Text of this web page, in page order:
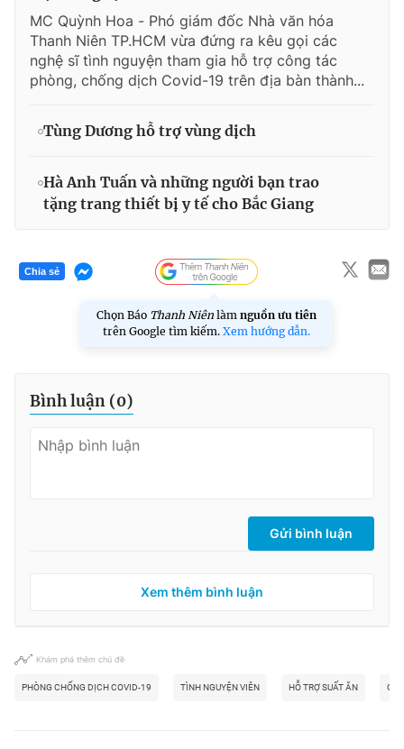
MC Quỳnh Hoa - Phó giám đốc Nhà văn hóa
Thanh Niên TP.HCM vừa đứng ra kêu gọi các
nghệ sĩ tình nguyện tham gia hỗ trợ công tác
phòng, chống dịch Covid-19 trên địa bàn thành...
Tùng Dương hỗ trợ vùng dịch
Hà Anh Tuấn và những người bạn trao
tặng trang thiết bị y tế cho Bắc Giang
Chia sẻ
Chọn Báo Thanh Niên làm nguồn ưu tiên
trên Google tìm kiếm. Xem hướng dẫn.
Bình luận (0)
Gửi bình luận
Xem thêm bình luận
Khám phá thêm chủ đề
PHÒNG CHỐNG DỊCH COVID-19 TÌNH NGUYỆN VIÊN HỖ TRỢ SUẤT ĂN